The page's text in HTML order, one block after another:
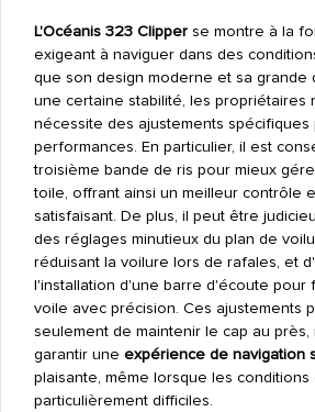
L'Océanis 323 Clipperse montre à la
exigeant à naviguer dans des
que son design moderne et sa grande
une certaine stabilité, les propriétaires
nécessite des ajustements spécifiques
performances. En particulier, il est
troisième bande de ris pour mieux
toile, offrant ainsi un meilleur contrôle
satisfaisant. De plus, il peut être
des réglages minutieux du plan de
réduisant la voilure lors de rafales, et
l'installation d'une barre d'écoute pour
voile avec précision. Ces ajustements
seulement de maintenir le cap au près,
garantir une expérience de navigation
plaisante, même lorsque les
particulièrement difficiles.